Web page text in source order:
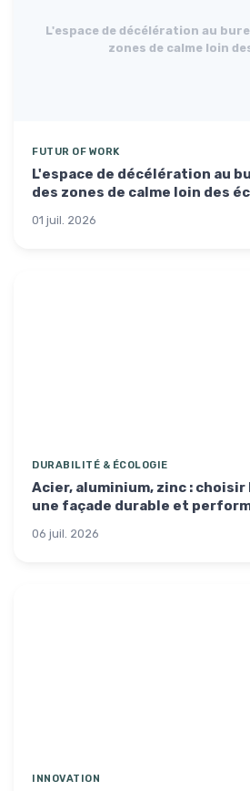
L'espace de décélération au
zones de calme loin
FUTUR OF WORK
L'espace de décélération au
des zones de calme loin des
01 juil. 2026
DURABILITÉ & ÉCOLOGIE
Acier, aluminium, zinc :
une façade durable et
06 juil. 2026
INNOVATION